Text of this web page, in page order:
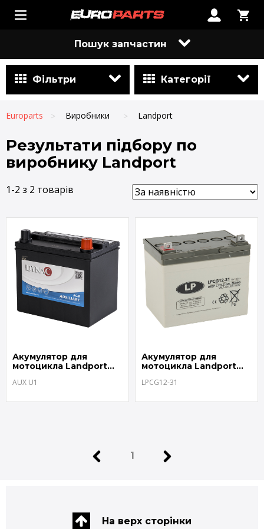
Пошук запчастин
Фільтри Категорії
Europarts Виробники Landport
Результати підбору по
виробнику Landport
1-2 з 2 товарів
Акумулятор для
мотоцикла Landport
AUX U1
Акумулятор для
мотоцикла Landport
LPCG12-31
1
На верх сторінки